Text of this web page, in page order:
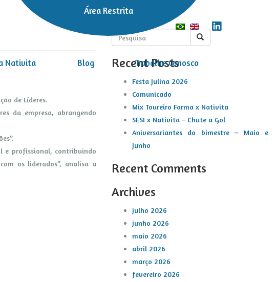
Área Restrita
Nativita Blog Trabalhe Conosco
de Líderes.
da empresa, abrangendo
e profissional, contribuindo
os liderados”, analisa a
Search
Recent Posts
Festa Julina 2026
Comunicado
Mix Toureiro Farma x Nativita
SESI x Nativita – Chute a Gol
Aniversariantes do bimestre – Maio e
Junho
Recent Comments
Archives
julho 2026
junho 2026
maio 2026
abril 2026
março 2026
fevereiro 2026